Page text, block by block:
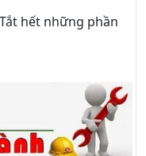
hết những phần